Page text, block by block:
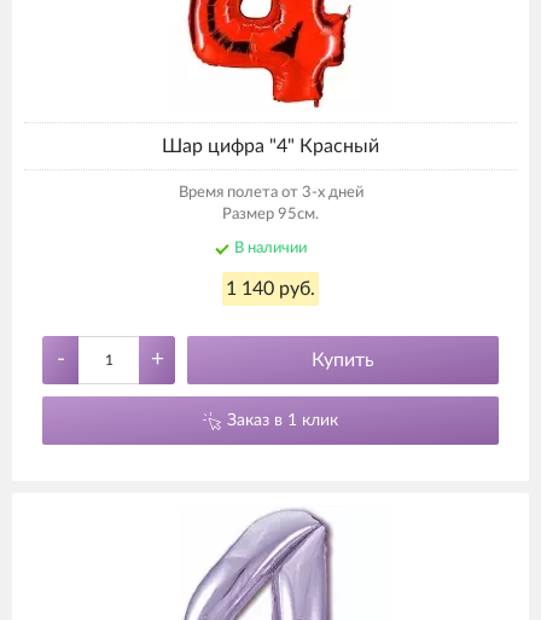
Шар цифра "4" Красный
Время полета от 3-х дней
Размер 95см.
В наличии
1 140 руб.
- + Купить
Заказ в 1 клик